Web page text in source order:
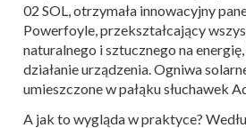
02 SOL, otrzymała innowacyjny
Powerfoyle, przekształcający
naturalnego i sztucznego na
działanie urządzenia. Ogniwa
umieszczone w pałąku słuchawek
A jak to wygląda w praktyce?